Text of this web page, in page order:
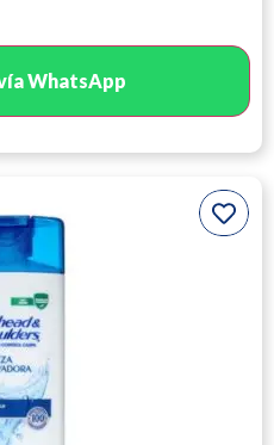
WhatsApp